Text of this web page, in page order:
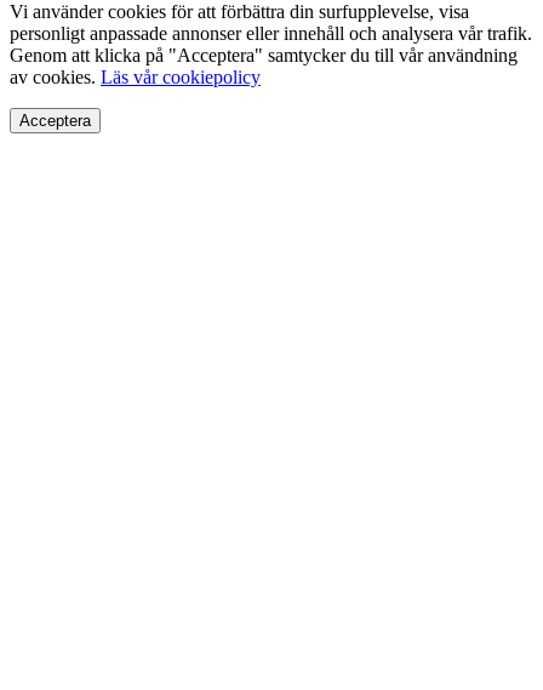
Vi använder cookies för att förbättra din surfupplevelse, visa
personligt anpassade annonser eller innehåll och analysera vår trafik.
Genom att klicka på "Acceptera" samtycker du till vår användning
av cookies. Läs vår cookiepolicy
Acceptera